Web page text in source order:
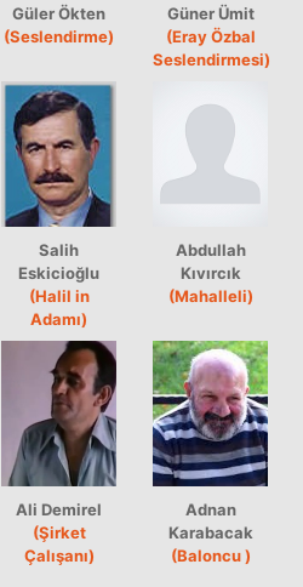
Güler Ökten
(Seslendirme)
Güner Ümit
(Eray Özbal
Seslendirmesi)
Salih
Eskicioğlu
(Halil in
Adamı)
Abdullah
Kıvırcık
(Mahalleli)
Ali Demirel
(Şirket
Çalışanı)
Adnan
Karabacak
(Baloncu )